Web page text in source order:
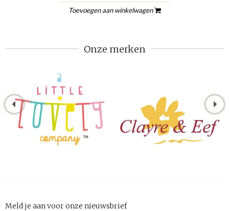
Toevoegen aan winkelwagen
Onze merken
Meld je aan voor onze nieuwsbrief